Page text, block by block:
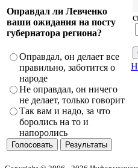
Оправдал ли Левченко
ваши ожидания на посту
губернатора региона?
Оправдал, он делает все
правильно, заботится о
народе
Не оправдал, он ничего
не делает, только говорит
Так вам и надо, за что
боролись на то и
напоролись